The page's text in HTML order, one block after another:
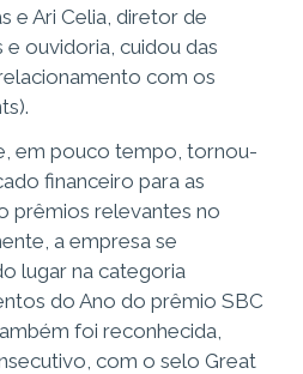
e Ari Celia, diretor de
ouvidoria, cuidou das
com os
em pouco tempo, tornou-
financeiro para as
prêmios relevantes no
a empresa se
lugar na categoria
do Ano do prêmio SBC
foi reconhecida,
com o selo Great